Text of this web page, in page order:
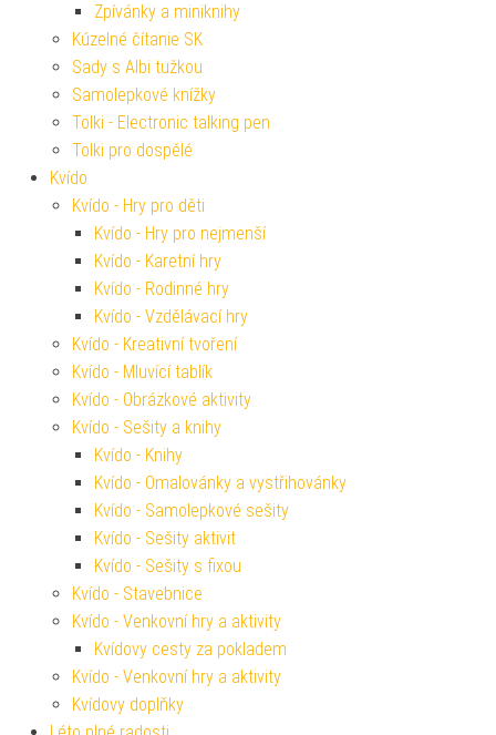
Zpívánky a miniknihy
Kúzelné čítanie SK
Sady s Albi tužkou
Samolepkové knížky
Tolki - Electronic talking pen
Tolki pro dospělé
Kvído
Kvído - Hry pro děti
Kvído - Hry pro nejmenší
Kvído - Karetní hry
Kvído - Rodinné hry
Kvído - Vzdělávací hry
Kvído - Kreativní tvoření
Kvído - Mluvící tablík
Kvído - Obrázkové aktivity
Kvído - Sešity a knihy
Kvído - Knihy
Kvído - Omalovánky a vystřihovánky
Kvído - Samolepkové sešity
Kvído - Sešity aktivit
Kvído - Sešity s fixou
Kvído - Stavebnice
Kvído - Venkovní hry a aktivity
Kvídovy cesty za pokladem
Kvído - Venkovní hry a aktivity
Kvídovy doplňky